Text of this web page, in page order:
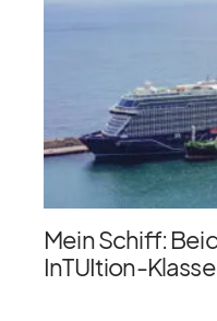
Mein Schiff:
InTUItion-